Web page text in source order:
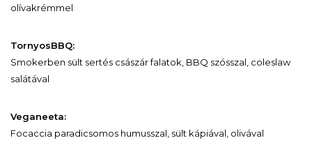
olívakrémmel
TornyosBBQ:
Smokerben sült sertés császár falatok, BBQ szósszal, coleslaw
salátával
Veganeeta:
Focaccia paradicsomos humusszal, sült kápiával, olivával